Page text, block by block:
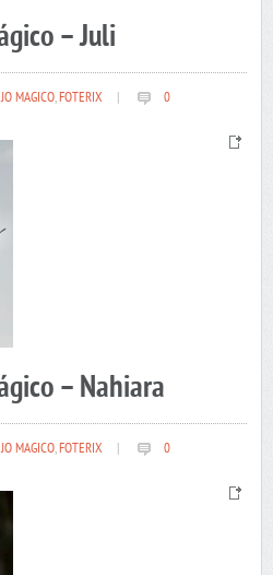
– Juli
MAGICO,FOTERIX 0
– Nahiara
MAGICO,FOTERIX 0